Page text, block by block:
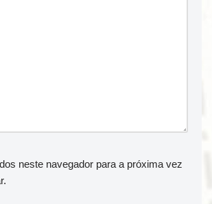
neste navegador para a próxima vez